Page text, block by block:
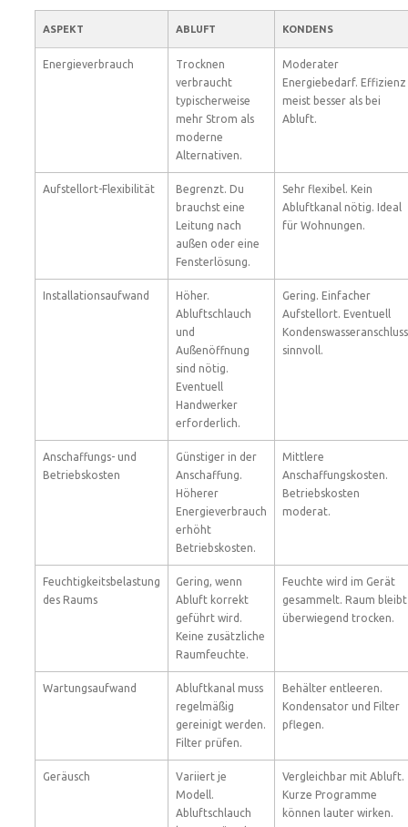
ASPEKT ABLUFT KONDENS
Energieverbrauch
Trocknen
verbraucht
typischerweise
mehr Strom als
moderne
Alternativen.
Moderater
Energiebedarf. Effizienz
meist besser als bei
Abluft.
Aufstellort-Flexibilität
Begrenzt. Du
brauchst eine
Leitung nach
außen oder eine
Fensterlösung.
Sehr flexibel. Kein
Abluftkanal nötig. Ideal
für Wohnungen.
Installationsaufwand
Höher.
Abluftschlauch
und
Außenöffnung
sind nötig.
Eventuell
Handwerker
erforderlich.
Gering. Einfacher
Aufstellort. Eventuell
Kondenswasseranschluss
sinnvoll.
Anschaffungs- und
Betriebskosten
Günstiger in der
Anschaffung.
Höherer
Energieverbrauch
erhöht
Betriebskosten.
Mittlere
Anschaffungskosten.
Betriebskosten
moderat.
Feuchtigkeitsbelastung
des Raums
Gering, wenn
Abluft korrekt
geführt wird.
Keine zusätzliche
Raumfeuchte.
Feuchte wird im Gerät
gesammelt. Raum bleibt
überwiegend trocken.
Wartungsaufwand
Abluftkanal muss
regelmäßig
gereinigt werden.
Filter prüfen.
Behälter entleeren.
Kondensator und Filter
pflegen.
Geräusch
Variiert je
Modell.
Abluftschlauch
Vergleichbar mit Abluft.
Kurze Programme
können lauter wirken.